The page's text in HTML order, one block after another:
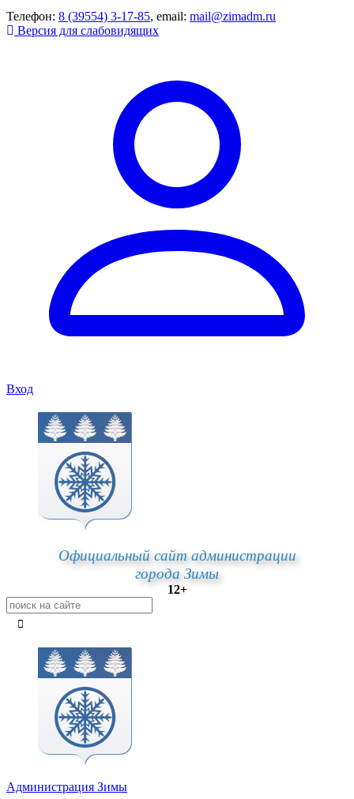
Телефон: 8 (39554) 3-17-85, email: mail@zimadm.ru
Версия для слабовидящих
Вход
Официальный сайт администрации
города Зимы
12+
Администрация Зимы